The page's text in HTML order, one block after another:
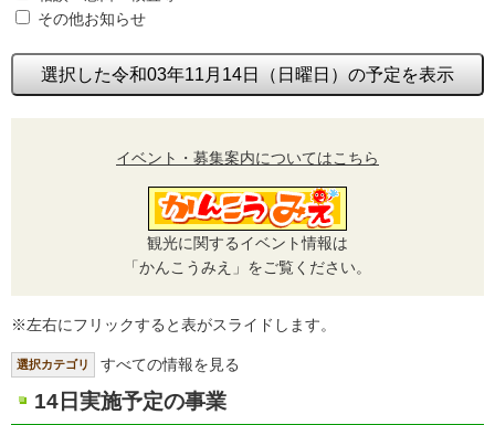
その他お知らせ
選択した令和03年11月14日（日曜日）の予定を表示
イベント・募集案内についてはこちら
観光に関するイベント情報は
「かんこうみえ」をご覧ください。
※左右にフリックすると表がスライドします。
選択カテゴリ すべての情報を見る
14日実施予定の事業